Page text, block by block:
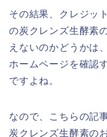
その結果、クレジッ
の炭クレンズ生酵素
えないのかどうかは
ホームページを確認
ですよね。
なので、こちらの記
炭クレンズ生酵素の